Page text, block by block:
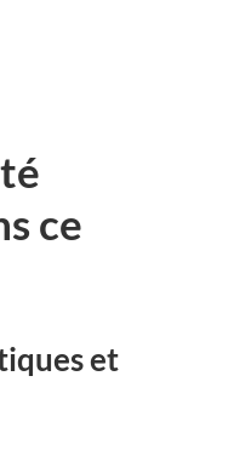
ce
et